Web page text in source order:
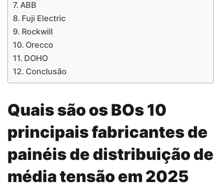
ABB
Fuji Electric
Rockwill
Orecco
DOHO
Conclusão
Quais são os BOs 10
principais fabricantes de
painéis de distribuição de
média tensão em 2025